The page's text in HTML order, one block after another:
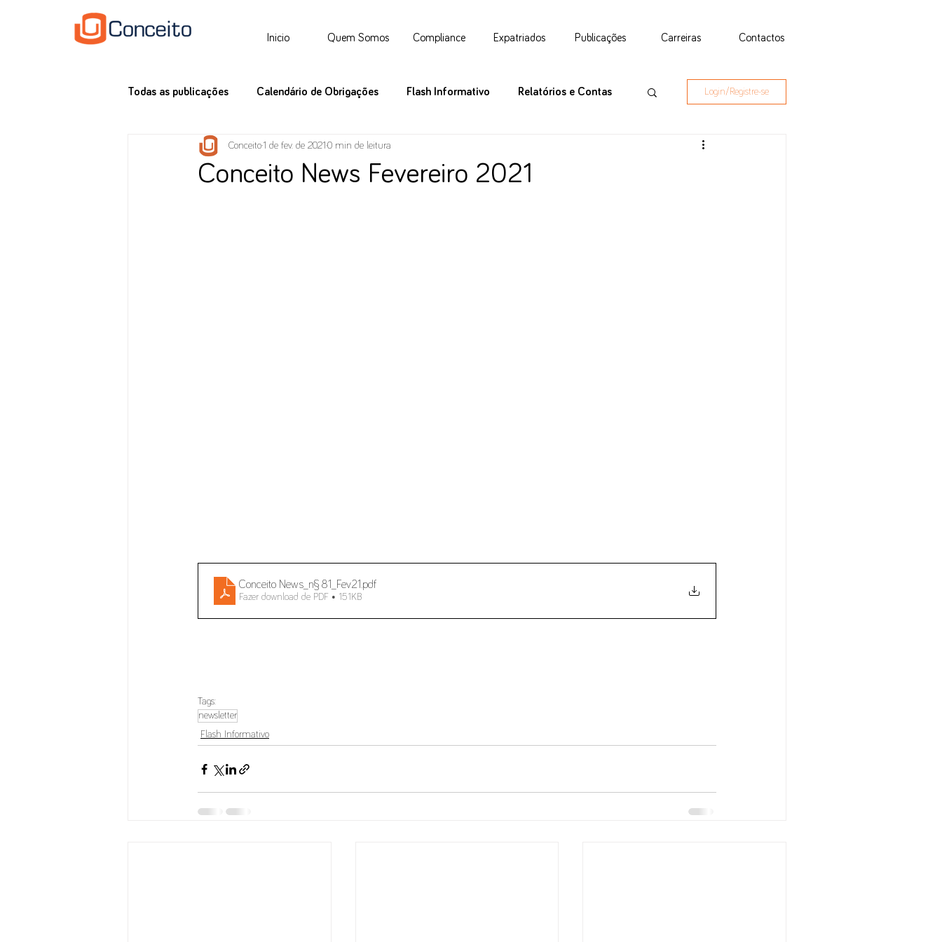
Inicio Quem Somos Compliance Expatriados Publicações Carreiras Contactos
Todas as publicações Calendário de Obrigações Flash Informativo Relatórios e Contas Login/Registre-se
Conceito News Fevereiro 2021
Conceito 1 de fev. de 2021 0 min de leitura
Conceito News_n§ 81_Fev21 .pdf
Fazer download de PDF • 151KB
Tags:
newsletter
Flash Informativo